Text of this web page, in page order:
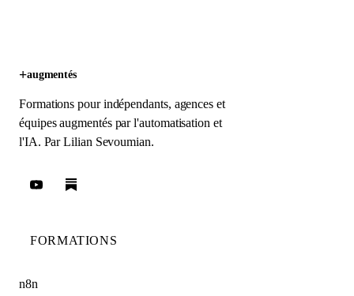
+augmentés
Formations pour indépendants, agences et
équipes augmentés par l'automatisation et
l'IA. ParLilian Sevoumian.
FORMATIONS
n8n